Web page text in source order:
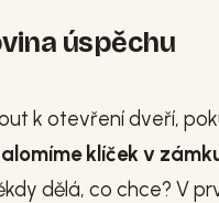
úspěchu
k otevření dveří,
klíček v
dělá, co chce? V